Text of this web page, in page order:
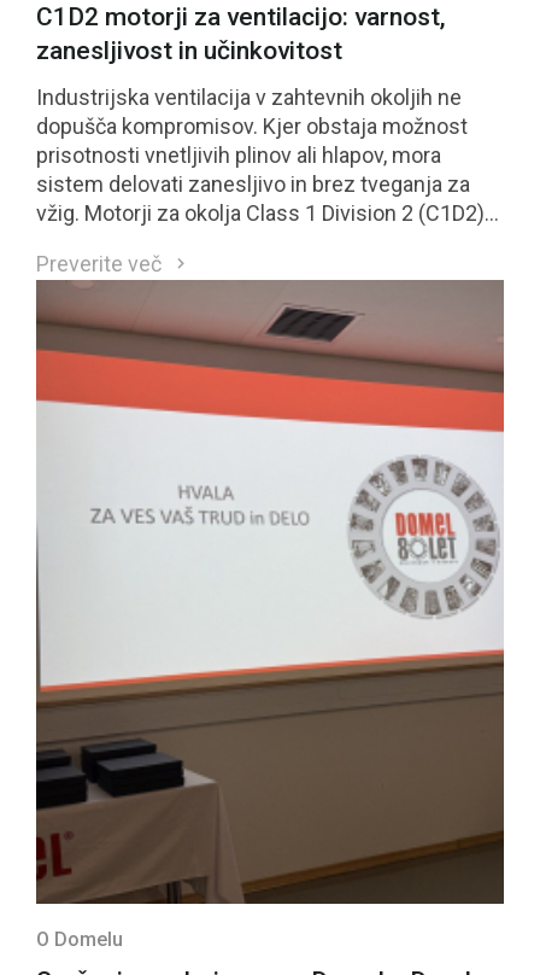
C1D2 motorji za ventilacijo: varnost,
zanesljivost in učinkovitost
Industrijska ventilacija v zahtevnih okoljih ne
dopušča kompromisov. Kjer obstaja možnost
prisotnosti vnetljivih plinov ali hlapov, mora
sistem delovati zanesljivo in brez tveganja za
vžig. Motorji za okolja Class 1 Division 2 (C1D2)
Preverite več
O Domelu